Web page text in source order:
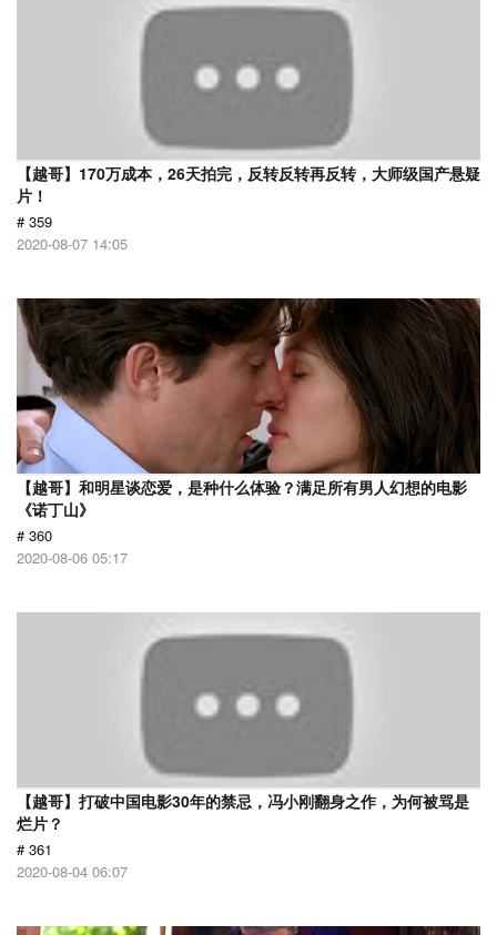
【越哥】170万成本，26天拍完，反转反转再反转，大师级国产悬疑
片！
# 359
2020-08-07 14:05
【越哥】和明星谈恋爱，是种什么体验？满足所有男人幻想的电影
《诺丁山》
# 360
2020-08-06 05:17
【越哥】打破中国电影30年的禁忌，冯小刚翻身之作，为何被骂是
烂片？
# 361
2020-08-04 06:07